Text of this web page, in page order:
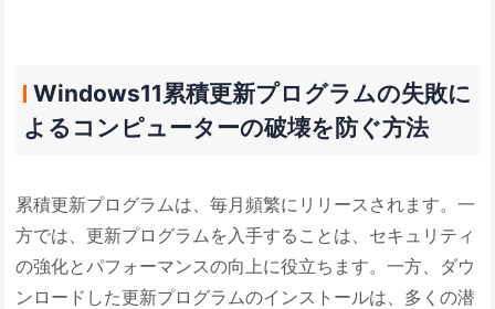
Windows11累積更新プログラムの失敗に
よるコンピューターの破壊を防ぐ方法
累積更新プログラムは、毎月頻繁にリリースされます。一
方では、更新プログラムを入手することは、セキュリティ
の強化とパフォーマンスの向上に役立ちます。一方、ダウ
ンロードした更新プログラムのインストールは、多くの潜